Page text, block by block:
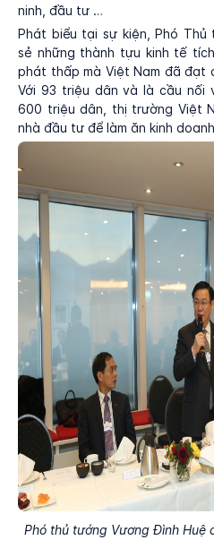
ninh, đầu tư …
Phát biểu tại sự kiện, Phó Thủ
sẻ những thành tựu kinh tế
phát thấp mà Việt Nam đã đạt
Với 93 triệu dân và là cầu nối
600 triệu dân, thị trường Việt
nhà đầu tư để làm ăn kinh
Phó thủ tướng Vương Đình Huệ